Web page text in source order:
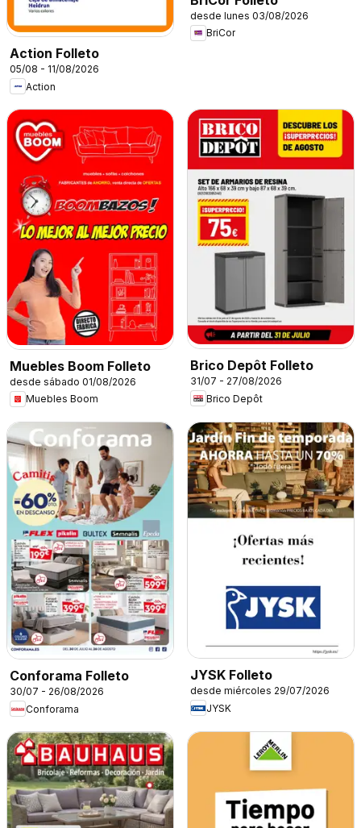
Action Folleto
05/08 - 11/08/2026
Action
desde lunes 03/08/2026
BriCor
Muebles Boom Folleto
desde sábado 01/08/2026
Muebles Boom
Brico Depôt Folleto
31/07 - 27/08/2026
Brico Depôt
Conforama Folleto
30/07 - 26/08/2026
Conforama
JYSK Folleto
desde miércoles 29/07/2026
JYSK